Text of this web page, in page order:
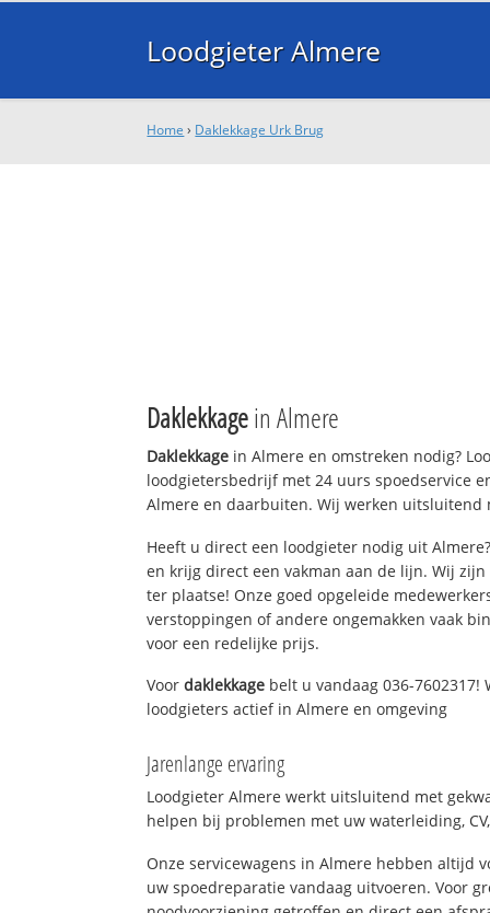
Loodgieter Almere
Home › Daklekkage Urk Brug
Daklekkagein Almere
Daklekkage in Almere en omstreken nodig?
loodgietersbedrijf met 24 uurs spoedservice
Almere en daarbuiten. Wij werken uitsluitend
Heeft u direct een loodgieter nodig uit
en krijg direct een vakman aan de lijn. Wij
ter plaatse! Onze goed opgeleide
verstoppingen of andere ongemakken vaak
voor een redelijke prijs.
Voordaklekkage belt u vandaag 036-
loodgieters actief in Almere en omgeving
Jarenlange ervaring
Loodgieter Almere werkt uitsluitend met
helpen bij problemen met uw waterleiding,
Onze servicewagens in Almere hebben altijd
uw spoedreparatie vandaag uitvoeren. Voor